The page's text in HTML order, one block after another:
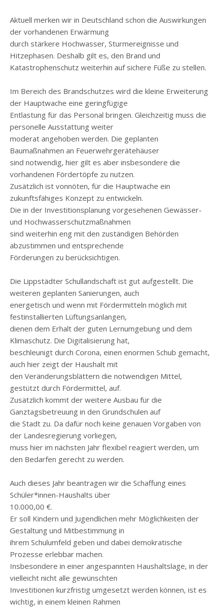
Aktuell merken wir in Deutschland schon die Auswirkungen
der vorhandenen Erwärmung
durch stärkere Hochwasser, Sturmereignisse und
Hitzephasen. Deshalb gilt es, den Brand und
Katastrophenschutz weiterhin auf sichere Füße zu stellen.
Im Bereich des Brandschutzes wird die kleine Erweiterung
der Hauptwache eine geringfügige
Entlastung für das Personal bringen. Gleichzeitig muss die
personelle Ausstattung weiter
moderat angehoben werden. Die geplanten
Baumaßnahmen an Feuerwehrgerätehäuser
sind notwendig, hier gilt es aber insbesondere die
vorhandenen Fördertöpfe zu nutzen.
Zusätzlich ist vonnöten, für die Hauptwache ein
zukunftsfähiges Konzept zu entwickeln.
Die in der Investitionsplanung vorgesehenen Gewässer-
und Hochwasserschutzmaßnahmen
sind weiterhin eng mit den zuständigen Behörden
abzustimmen und entsprechende
Förderungen zu berücksichtigen.
Die Lippstädter Schullandschaft ist gut aufgestellt. Die
weiteren geplanten Sanierungen, auch
energetisch und wenn mit Fördermitteln möglich mit
festinstallierten Lüftungsanlangen,
dienen dem Erhalt der guten Lernumgebung und dem
Klimaschutz. Die Digitalisierung hat,
beschleunigt durch Corona, einen enormen Schub gemacht,
auch hier zeigt der Haushalt mit
den Veränderungsblättern die notwendigen Mittel,
gestützt durch Fördermittel, auf.
Zusätzlich kommt der weitere Ausbau für die
Ganztagsbetreuung in den Grundschulen auf
die Stadt zu. Da dafür noch keine genauen Vorgaben von
der Landesregierung vorliegen,
muss hier im nächsten Jahr flexibel reagiert werden, um
den Bedarfen gerecht zu werden.
Auch dieses Jahr beantragen wir die Schaffung eines
Schüler*innen-Haushalts über
10.000,00 €.
Er soll Kindern und Jugendlichen mehr Möglichkeiten der
Gestaltung und Mitbestimmung in
ihrem Schulumfeld geben und dabei demokratische
Prozesse erlebbar machen.
Insbesondere in einer angespannten Haushaltslage, in der
vielleicht nicht alle gewünschten
Investitionen kurzfristig umgesetzt werden können, ist es
wichtig, in einem kleinen Rahmen